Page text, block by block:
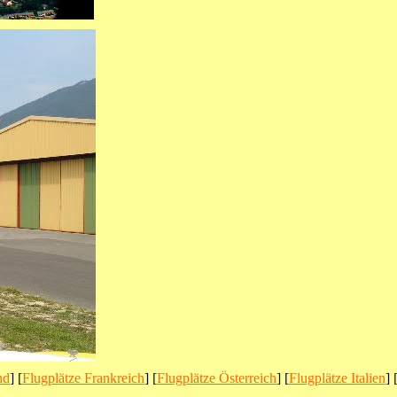
] [Flugplätze Frankreich] [Flugplätze Österreich] [Flugplätze Italien] [